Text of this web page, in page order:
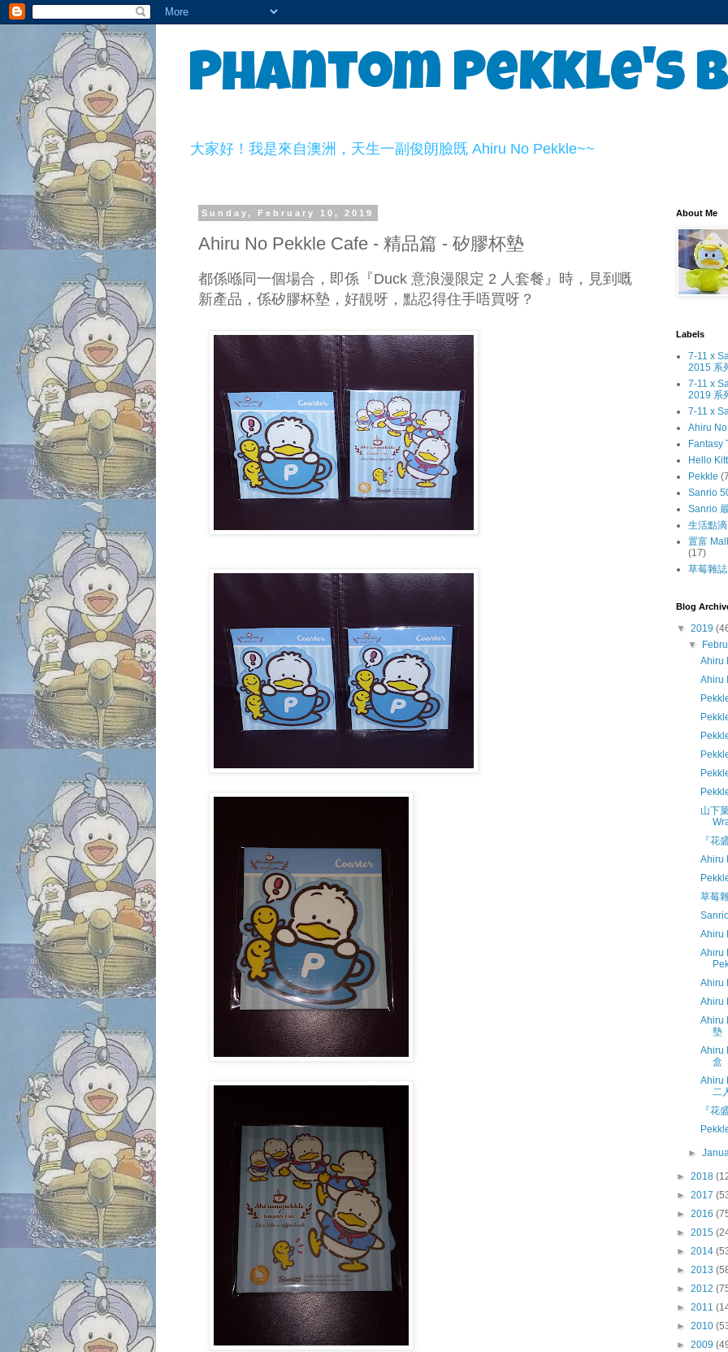
Phantom Pekkle's
大家好！我是來自澳洲，天生一副俊朗臉既 Ahiru No Pekkle~~
Sunday, February 10, 2019
Ahiru No Pekkle Cafe - 精品篇 - 矽膠杯墊
都係喺同一個場合，即係『Duck 意浪漫限定 2 人套餐』時，見到嘅
新產品，係矽膠杯墊，好靚呀，點忍得住手唔買呀？
About Me
Labels
7-11 x
2015 系
7-11 x
2019 系
7-11 x
Ahiru
Fantasy
Hello
Pekkle
Sanrio
Sanrio
生活點滴
置富
(17)
草莓雜
Blog
▼ 2019
▼
Ahiru
Ahiru
山下
『花
Ahiru
草莓
Ahiru
Ahiru
Ahiru
Ahiru
Ahiru
墊
Ahiru
盒
Ahiru
二
『花
►
► 2018
► 2017
► 2016
► 2015
► 2014
► 2013
► 2012
► 2011
► 2010
► 2009